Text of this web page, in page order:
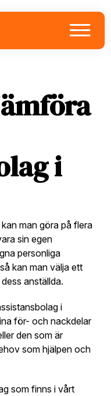
i
man göra på flera
sin egen
personliga
kan man välja ett
anställda.
i
för- och nackdelar
den som är
som hjälpen och
som finns i vårt